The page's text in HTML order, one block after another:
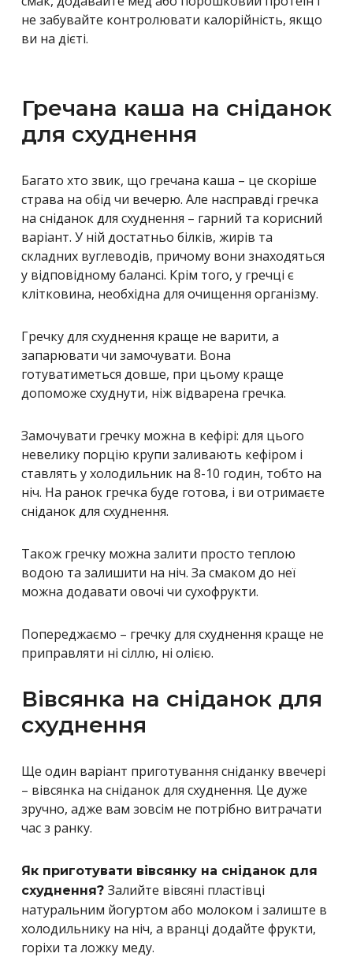
не забувайте контролювати калорійність, якщо
ви на дієті.
Гречана каша на сніданок
для схуднення
Багато хто звик, що гречана каша – це скоріше
страва на обід чи вечерю. Але насправді гречка
на сніданок для схуднення – гарний та корисний
варіант. У ній достатньо білків, жирів та
складних вуглеводів, причому вони знаходяться
у відповідному балансі. Крім того, у гречці є
клітковина, необхідна для очищення організму.
Гречку для схуднення краще не варити, а
запарювати чи замочувати. Вона
готуватиметься довше, при цьому краще
допоможе схуднути, ніж відварена гречка.
Замочувати гречку можна в кефірі: для цього
невелику порцію крупи заливають кефіром і
ставлять у холодильник на 8-10 годин, тобто на
ніч. На ранок гречка буде готова, і ви отримаєте
сніданок для схуднення.
Також гречку можна залити просто теплою
водою та залишити на ніч. За смаком до неї
можна додавати овочі чи сухофрукти.
Попереджаємо – гречку для схуднення краще не
приправляти ні сіллю, ні олією.
Вівсянка на сніданок для
схуднення
Ще один варіант приготування сніданку ввечері
– вівсянка на сніданок для схуднення. Це дуже
зручно, адже вам зовсім не потрібно витрачати
час з ранку.
Як приготувати вівсянку на сніданок для
схуднення? Залийте вівсяні пластівці
натуральним йогуртом або молоком і залиште в
холодильнику на ніч, а вранці додайте фрукти,
горіхи та ложку меду.